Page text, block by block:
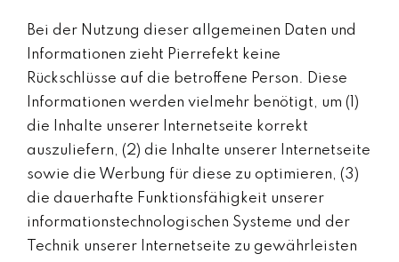
Bei der Nutzung dieser allgemeinen Daten und
Informationen zieht Pierrefekt keine
Rückschlüsse auf die betroffene Person. Diese
Informationen werden vielmehr benötigt, um (1)
die Inhalte unserer Internetseite korrekt
auszuliefern, (2) die Inhalte unserer Internetseite
sowie die Werbung für diese zu optimieren, (3)
die dauerhafte Funktionsfähigkeit unserer
informationstechnologischen Systeme und der
Technik unserer Internetseite zu gewährleisten